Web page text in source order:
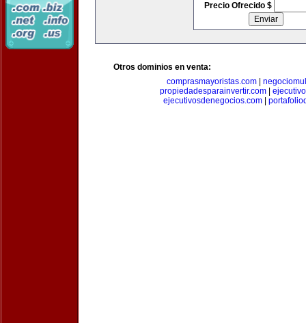
Precio Ofrecido $
Otros dominios en venta:
comprasmayoristas.com
propiedadesparainvertir.com
ejecutivosdenegocios.com|